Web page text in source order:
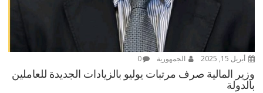
أبريل 15, 2025 الجمهورية 0
وزير المالية صرف مرتبات يوليو بالزيادات الجديدة للعاملين
بالدولة